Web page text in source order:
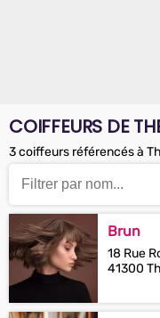
COIFFEURS DE
3 coiffeurs référencés à
Brun
18 Rue
41300